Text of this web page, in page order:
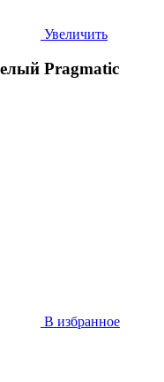
Увеличить
Pragmatic
В избранное